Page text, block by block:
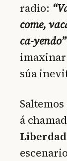
radio:
come,
ca-yendo”
súa
á